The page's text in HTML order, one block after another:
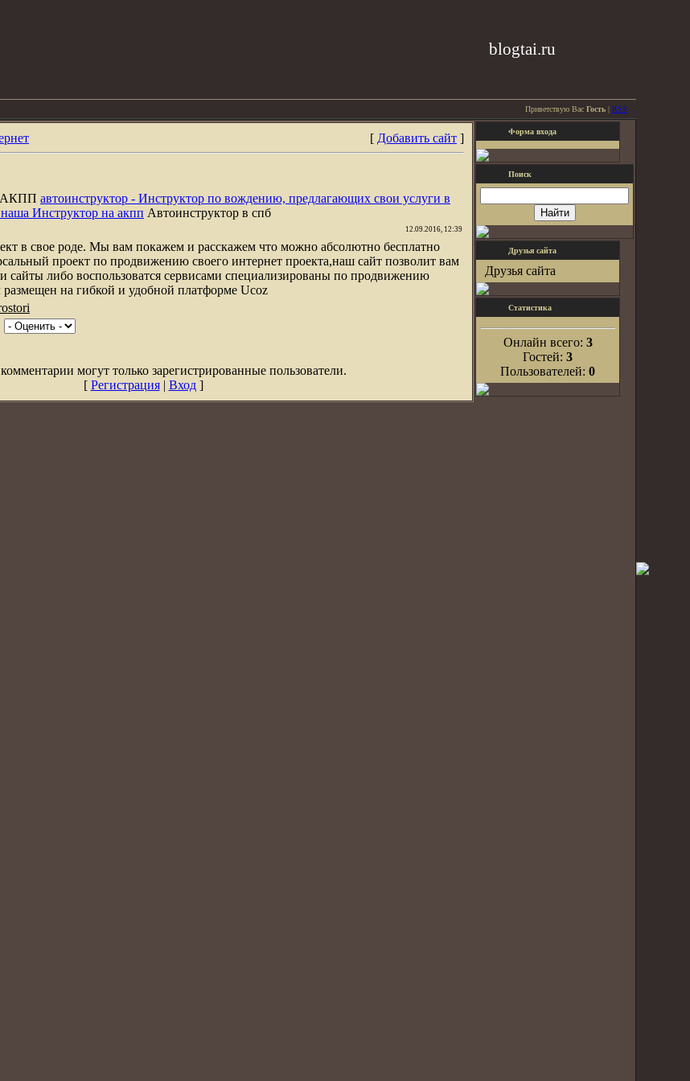
blogtai.ru
Приветствую Вас Гость | RSS
[ Добавить сайт ]
АКПП автоинструктор - Инструктор по вождению, предлагающих свои услуги в
Инструктор на акпп Автоинструктор в спб
12.09.2016, 12:39
в свое роде. Мы вам покажем и расскажем что можно абсолютно бесплатно
проект по продвижению своего интернет проекта,наш сайт позволит вам
сайты либо воспользоватся сервисами специализированы по продвижению
на гибкой и удобной платформе Ucoz
могут только зарегистрированные пользователи.
[ Регистрация| Вход]
Форма входа
Поиск
Друзья сайта
Друзья сайта
Статистика
Онлайн всего: 3
Гостей: 3
Пользователей: 0